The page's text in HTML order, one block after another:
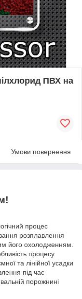
ПВХ на
Умови повернення
процес
розплавлення
його охолодженням.
процесу
та лінійної усадки
під час
порожнині